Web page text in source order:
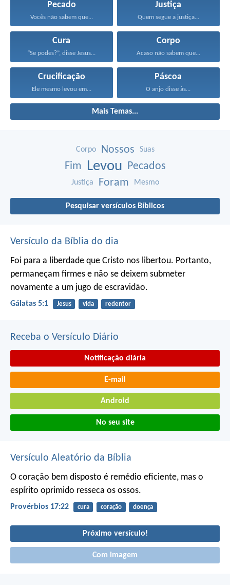
Pecado
Vocês não sabem que...
Justiça
Quem segue a justiça...
Cura
“Se podes?”, disse Jesus...
Corpo
Acaso não sabem que...
Crucificação
Ele mesmo levou em...
Páscoa
O anjo disse às...
Mais Temas...
Corpo Nossos Suas
Fim Levou Pecados
Justiça Foram Mesmo
Pesquisar versículos Bíblicos
Versículo da Bíblia do dia
Foi para a liberdade que Cristo nos libertou. Portanto,
permaneçam firmes e não se deixem submeter
novamente a um jugo de escravidão.
Gálatas 5:1 Jesus vida redentor
Receba o Versículo Diário
Notificação diária
E-mail
Android
No seu site
Versículo Aleatório da Bíblia
O coração bem disposto é remédio eficiente, mas o
espírito oprimido resseca os ossos.
Provérbios 17:22 cura coração doença
Próximo versículo!
Com imagem